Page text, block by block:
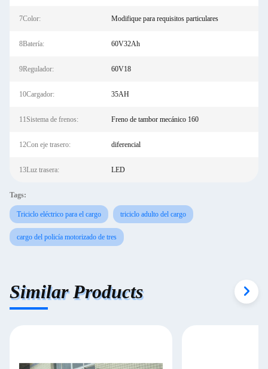
7Color: Modifique para requisitos particulares
8Batería: 60V32Ah
9Regulador: 60V18
10Cargador: 35AH
11Sistema de frenos: Freno de tambor mecánico 160
12Con eje trasero: diferencial
13Luz trasera: LED
Tags:
Triciclo eléctrico para el cargo triciclo adulto del cargo
cargo del policía motorizado de tres
Similar Products